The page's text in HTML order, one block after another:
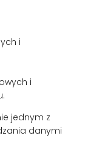
i
i
jednym z
danymi